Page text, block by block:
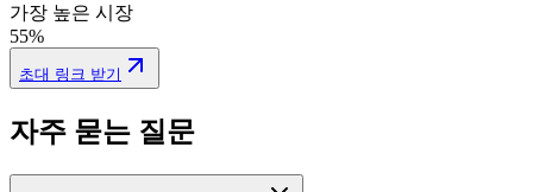
가장 높은 시장
55%
초대 링크 받기
자주 묻는 질문